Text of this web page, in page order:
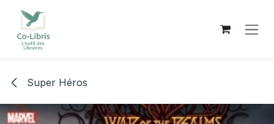
Se rendre au contenu
Super Héros